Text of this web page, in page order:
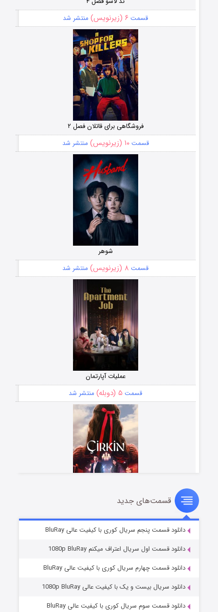
قسمت ۶ (زیرنویس) منتشر شد
فروشگاهی برای قاتلان فصل ۲
قسمت۱۰ (زیرنویس) منتشر شد
شوهر
قسمت ۸ (زیرنویس) منتشر شد
عملیات آپارتمان
قسمت ۵ (دوبله) منتشر شد
سریال زشت
قسمت۲ (زیرنویس) منتشر شد
قسمت‌های جدید
دانلود قسمت پنجم سریال کوری با کیفیت عالی BluRay
دانلود قسمت اول سریال اعتراف میکنم 1080p BluRay
دانلود قسمت چهارم سریال کوری با کیفیت عالی BluRay
دانلود سریال بیست و یک با کیفیت عالی 1080p BluRay
دانلود قسمت سوم سریال کوری با کیفیت عالی BluRay